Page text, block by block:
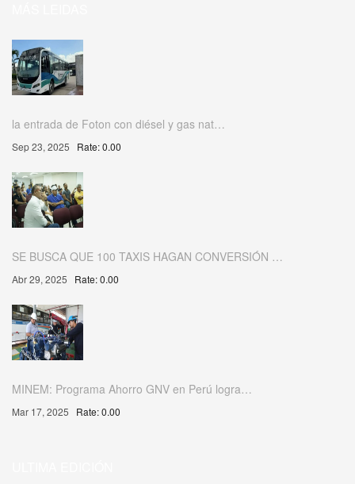
la entrada de Foton con diésel y gas nat…
Sep 23, 2025 Rate: 0.00
SE BUSCA QUE 100 TAXIS HAGAN CONVERSIÓN …
Abr 29, 2025 Rate: 0.00
MINEM: Programa Ahorro GNV en Perú logra…
Mar 17, 2025 Rate: 0.00